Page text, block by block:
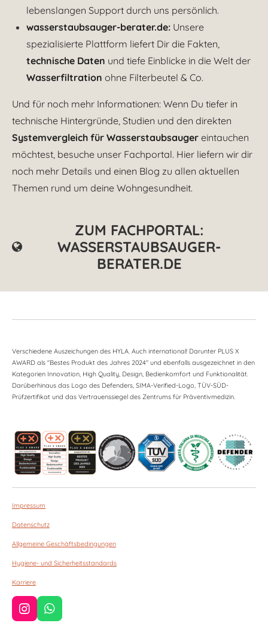
lebenslangen Support durch uns persönlich.
wasserstaubsauger-berater.de: Unsere
spezialisierte Plattform liefert Dir die Fakten,
technische Daten und tiefe Einblicke in die Welt der
Wasserfiltration ohne Filterbeutel & Co.
Und für noch mehr Informationen: Wenn Du tiefer in
technische Hintergründe, Studien und den direkten
Systemvergleich für Wasserstaubsauger eintauchen
möchtest, besuche unser Fachportal. Hier liefern wir dir
noch mehr Details und einen Blog zu allen aktuellen
Themen rund um deine Wohngesundheit.
ZUM FACHPORTAL:
WASSERSTAUBSAUGER-
BERATER.DE
Verschiedene Auszeichungen des HYLA. Auch international! Darunter PLUS X
AWARD als "Bestes Produkt des Jahres 2024" und ebenfalls ausgezeichnet in den
Kategorien Innovation, High Quality, Design, Bedienkomfort und Funktionalität.
Darüberhinaus das Logo des Defenders, SIMA-Verified-Logo, TÜV-SÜD-
Prüfzertifikat und das Vertrauenssiegel des Zentrums für Präventivmedizin.
Impressum
Datenschutz
Allgemeine Geschäftsbedingungen
Hygiene- und Sicherheitsstandards
Karriere
I
W